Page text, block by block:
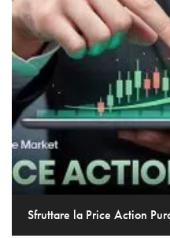
Sfruttare la Price Action